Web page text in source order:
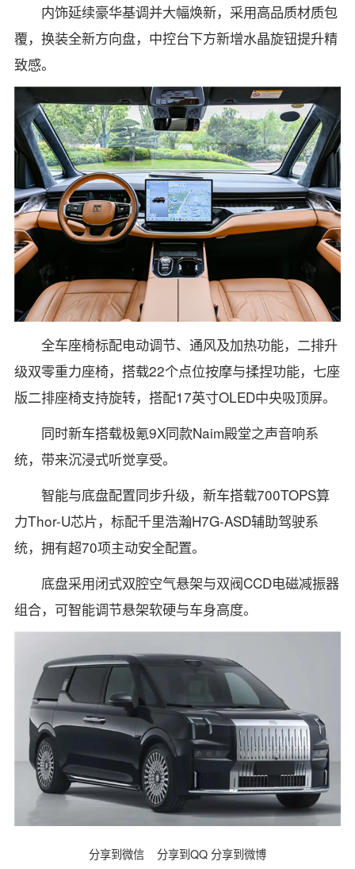
内饰延续豪华基调并大幅焕新，采用高品质材质包
覆，换装全新方向盘，中控台下方新增水晶旋钮提升精
致感。
全车座椅标配电动调节、通风及加热功能，二排升
级双零重力座椅，搭载22个点位按摩与揉捏功能，七座
版二排座椅支持旋转，搭配17英寸OLED中央吸顶屏。
同时新车搭载极氪9X同款Naim殿堂之声音响系
统，带来沉浸式听觉享受。
智能与底盘配置同步升级，新车搭载700TOPS算
力Thor-U芯片，标配千里浩瀚H7G-ASD辅助驾驶系
统，拥有超70项主动安全配置。
底盘采用闭式双腔空气悬架与双阀CCD电磁减振器
组合，可智能调节悬架软硬与车身高度。
分享到微信 分享到QQ 分享到微博